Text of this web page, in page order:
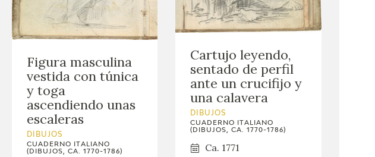
Figura masculina
vestida con túnica
y toga
ascendiendo unas
escaleras
DIBUJOS
CUADERNO ITALIANO
(DIBUJOS, CA. 1770-1786)
Cartujo leyendo,
sentado de perfil
ante un crucifijo y
una calavera
DIBUJOS
CUADERNO ITALIANO
(DIBUJOS, CA. 1770-1786)
Ca. 1771